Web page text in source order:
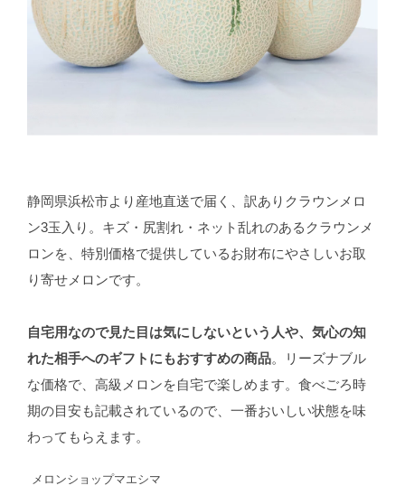
静岡県浜松市より産地直送で届く、訳ありクラウンメロ
ン3玉入り。キズ・尻割れ・ネット乱れのあるクラウンメ
ロンを、特別価格で提供しているお財布にやさしいお取
り寄せメロンです。
自宅用なので見た目は気にしないという人や、気心の知
れた相手へのギフトにもおすすめの商品。リーズナブル
な価格で、高級メロンを自宅で楽しめます。食べごろ時
期の目安も記載されているので、一番おいしい状態を味
わってもらえます。
メロンショップマエシマ